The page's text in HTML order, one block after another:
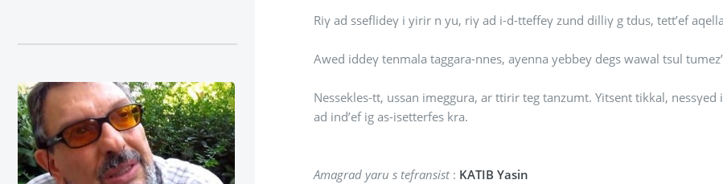
Riγ ad sseflideγ i yirir n yu, riγ ad i-d-tteffeγ
Awed iddeγ tenmala taggara-nnes, ayenna yebbey degs wawal tsul
Nessekles-tt, ussan imeggura, ar ttirir teg tanzumt. Yitsent tikkal,
ad ind’ef ig as-isetterfes kra.
Amagrad yaru s tefransist: KATIB Yasin